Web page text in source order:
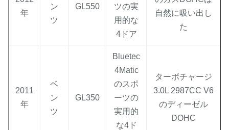
年
ン
ツ
GL550
ツの実
用的な
4ドア
自然に吸い出し
た
2011
年
ベ
ン
ツ
GL350
Bluetec
4Matic
のスポ
ーツの
実用的
な4ド
ターボチャージ
3.0L 2987CC V6
のディーゼル
DOHC